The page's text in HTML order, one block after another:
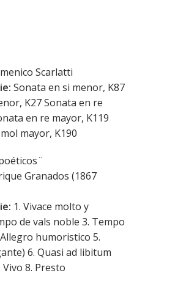
Scarlatti
Sonata en si menor, K87
K27 Sonata en re
en re mayor, K119
mayor, K190
Granados (1867
1. Vivace molto y
de vals noble 3. Tempo
humoristico 5.
6. Quasi ad libitum
8. Presto